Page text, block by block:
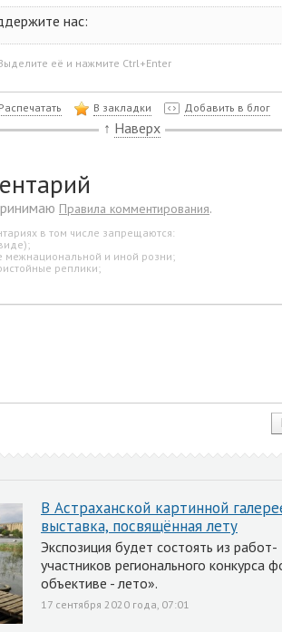
нас:
её и нажмите Ctrl+Enter
Распечатать В закладки Добавить в блог
↑ Наверх
Правила комментирования.
в том числе запрещаются:
межнациональной и иной розни;
реплики;
В Астраханской картинной
выставка, посвящённая лету
Экспозиция будет состоять из работ-
участников регионального конкурса
объективе - лето».
17 сентября 2020 года, 07:01